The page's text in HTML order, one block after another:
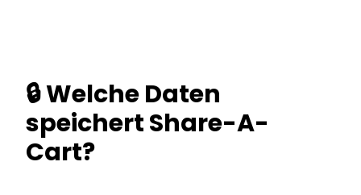
🔒 Welche Daten
speichert Share-A-
Cart?